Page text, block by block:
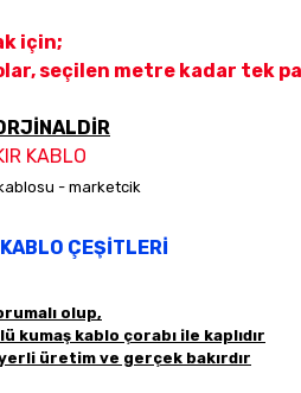
için;
seçilen metre kadar tek
KABLO
ÇEŞİTLERİ
olup,
kablo çorabı ile kaplıdır
üretim ve gerçek bakırdır